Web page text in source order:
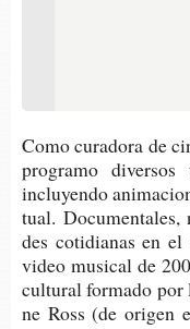
Como cura­do­ra de
pro­gra­mo
inclu­yen­do
tual.
des coti­dia­nas en
video musi­cal de
cul­tu­ral for­ma­do
ne Ross (de ori­gen